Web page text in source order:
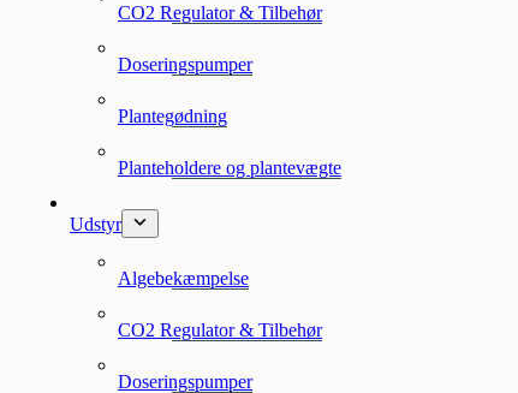
CO2 Regulator & Tilbehør
Doseringspumper
Plantegødning
Planteholdere og plantevægte
Udstyr
Algebekæmpelse
CO2 Regulator & Tilbehør
Doseringspumper